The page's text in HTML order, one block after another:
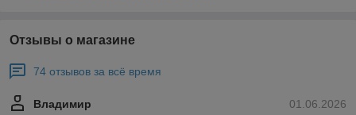
Отзывы о магазине
74 отзывов за всё время
01.06.2026
Владимир